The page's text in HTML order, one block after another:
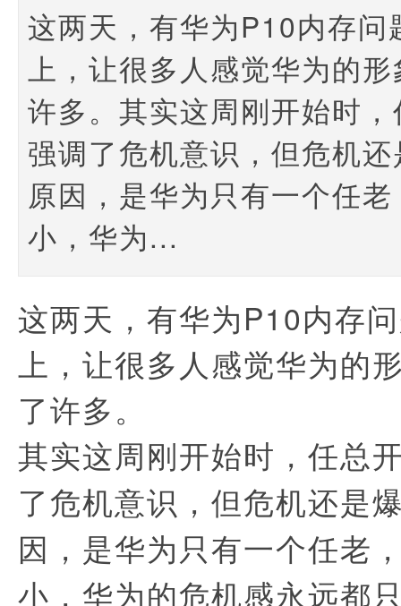
这两天，有华为P10内存问
上，让很多人感觉华为的
许多。其实这周刚开始时
强调了危机意识，但危机
原因，是华为只有一个任
小，华为...
这两天，有华为P10内存
上， 让很多人感觉华为的
了许多。
其实这周刚开始时，任总
了危机意识，但危机还是
因，是华为只有一个任老
小，华为的危机感永远都